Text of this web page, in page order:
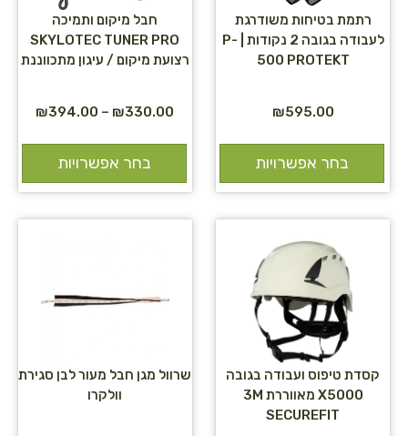
רתמת בטיחות משודרגת
לעבודה בגובה 2 נקודות | P-
500 PROTEKT
₪595.00
בחר אפשרויות
חבל מיקום ותמיכה
SKYLOTEC TUNER PRO
רצועת מיקום / עיגון מתכווננת
₪330.00
–
₪394.00
בחר אפשרויות
קסדת טיפוס ועבודה בגובה
X5000 מאווררת 3M
SECUREFIT
שרוול מגן חבל מעור לבן סגירת
וולקרו